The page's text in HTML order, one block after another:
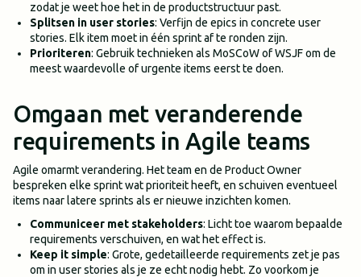
zodat je weet hoe het in de productstructuur past.
Splitsen in user stories: Verfijn de epics in concrete user
stories. Elk item moet in één sprint af te ronden zijn.
Prioriteren: Gebruik technieken als MoSCoW of WSJF om de
meest waardevolle of urgente items eerst te doen.
Omgaan met veranderende
requirements in Agile teams
Agile omarmt verandering. Het team en de Product Owner
bespreken elke sprint wat prioriteit heeft, en schuiven eventueel
items naar latere sprints als er nieuwe inzichten komen.
Communiceer met stakeholders: Licht toe waarom bepaalde
requirements verschuiven, en wat het effect is.
Keep it simple: Grote, gedetailleerde requirements zet je pas
om in user stories als je ze echt nodig hebt. Zo voorkom je